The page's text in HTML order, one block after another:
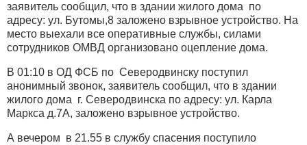
заявитель сообщил, что в здании жилого дома по
адресу: ул. Бутомы,8 заложено взрывное устройство. На
место выехали все оперативные службы, силами
сотрудников ОМВД организовано оцепление дома.
В 01:10 в ОД ФСБ по Северодвинску поступил
анонимный звонок, заявитель сообщил, что в здании
жилого дома г. Северодвинска по адресу: ул. Карла
Маркса д.7А, заложено взрывное устройство.
А вечером в 21.55 в службу спасения поступило